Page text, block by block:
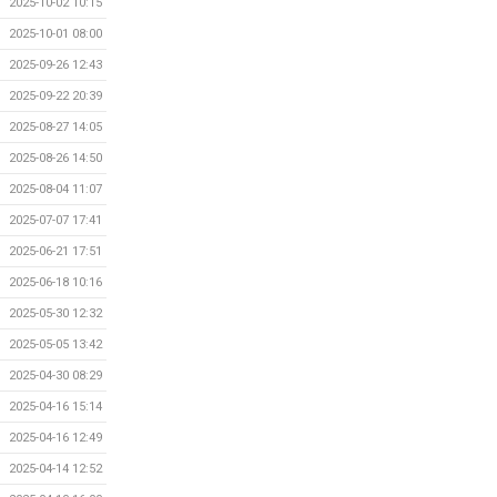
2025-10-01 08:00
2025-09-26 12:43
2025-09-22 20:39
2025-08-27 14:05
2025-08-26 14:50
2025-08-04 11:07
2025-07-07 17:41
2025-06-21 17:51
2025-06-18 10:16
2025-05-30 12:32
2025-05-05 13:42
2025-04-30 08:29
2025-04-16 15:14
2025-04-16 12:49
2025-04-14 12:52